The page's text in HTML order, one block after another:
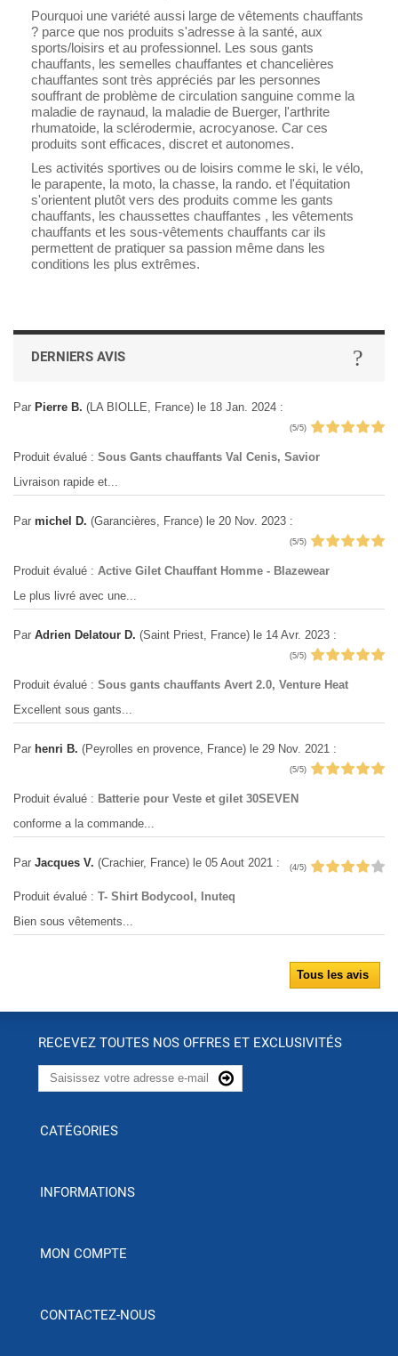
Pourquoi une variété aussi large de vêtements chauffants
? parce que nos produits s'adresse à la santé, aux
sports/loisirs et au professionnel. Les sous gants
chauffants, les semelles chauffantes et chancelières
chauffantes sont très appréciés par les personnes
souffrant de problème de circulation sanguine comme la
maladie de raynaud, la maladie de Buerger, l'arthrite
rhumatoide, la sclérodermie, acrocyanose. Car ces
produits sont efficaces, discret et autonomes.
Les activités sportives ou de loisirs comme le ski, le vélo,
le parapente, la moto, la chasse, la rando. et l'équitation
s'orientent plutôt vers des produits comme les gants
chauffants, les chaussettes chauffantes , les vêtements
chauffants et les sous-vêtements chauffants car ils
permettent de pratiquer sa passion même dans les
conditions les plus extrêmes.
DERNIERS AVIS
Par Pierre B. (LA BIOLLE, France) le 18 Jan. 2024 :
(5/5)
Produit évalué : Sous Gants chauffants Val Cenis, Savior
Livraison rapide et...
Par michel D. (Garancières, France) le 20 Nov. 2023 :
(5/5)
Produit évalué : Active Gilet Chauffant Homme - Blazewear
Le plus livré avec une...
Par Adrien Delatour D. (Saint Priest, France) le 14 Avr. 2023 :
(5/5)
Produit évalué : Sous gants chauffants Avert 2.0, Venture Heat
Excellent sous gants...
Par henri B. (Peyrolles en provence, France) le 29 Nov. 2021 :
(5/5)
Produit évalué : Batterie pour Veste et gilet 30SEVEN
conforme a la commande...
Par Jacques V. (Crachier, France) le 05 Aout 2021 : (4/5)
Produit évalué : T- Shirt Bodycool, Inuteq
Bien sous vêtements...
Tous les avis
RECEVEZ TOUTES NOS OFFRES ET EXCLUSIVITÉS
CATÉGORIES
INFORMATIONS
MON COMPTE
CONTACTEZ-NOUS